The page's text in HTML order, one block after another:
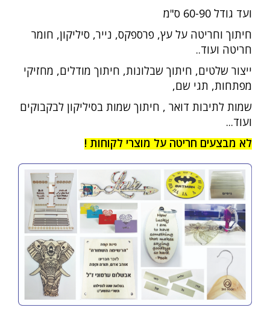
ועד גודל 60-90 ס"מ
חיתוך וחריטה על עץ, פרספקס, נייר, סיליקון, חומר
חריטה ועוד..
ייצור שלטים, חיתוך שבלונות, חיתוך מודלים, מחזיקי
מפתחות, תגי שם,
שמות לתיבות דואר , חיתוך שמות בסיליקון לבקבוקים
ועוד...
לא מבצעים חריטה על מוצרי לקוחות !